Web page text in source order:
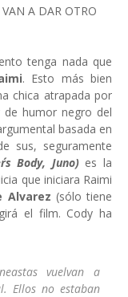
A DAR OTRO
tenga nada que
. Esto más bien
chica atrapada por
de humor negro del
basada en
sus, seguramente
Body, Juno)es la
que iniciara Raimi
Alvarez (sólo tiene
el film. Cody ha
vuelvan a
Ellos no estaban